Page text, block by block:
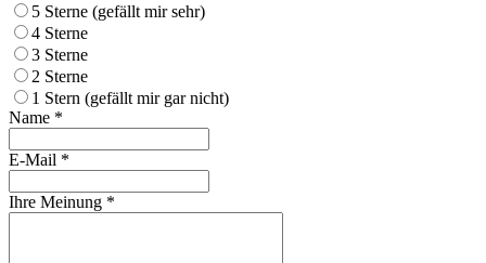
5 Sterne (gefällt mir sehr)
4 Sterne
3 Sterne
2 Sterne
1 Stern (gefällt mir gar nicht)
Name *
E-Mail *
Ihre Meinung *